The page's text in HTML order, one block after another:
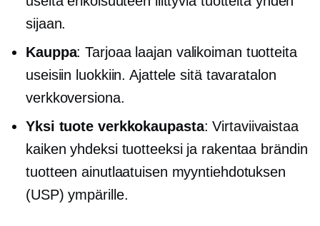
sijaan.
Kauppa: Tarjoaa laajan valikoiman tuotteita
useisiin luokkiin. Ajattele sitä tavaratalon
verkkoversiona.
Yksi tuote verkkokaupasta: Virtaviivaistaa
kaiken yhdeksi tuotteeksi ja rakentaa brändin
tuotteen ainutlaatuisen myyntiehdotuksen
(USP) ympärille.